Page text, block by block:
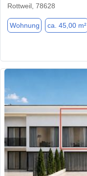
Rottweil, 78628
Wohnung ca. 45,00 m²